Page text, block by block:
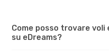
Come posso trovare voli
su eDreams?